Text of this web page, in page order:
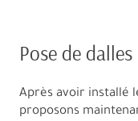
Pose de
Après avoir installé
proposons